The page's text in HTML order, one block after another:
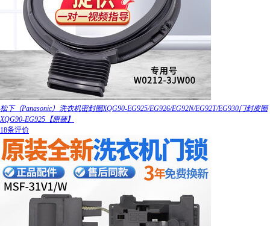
松下（Panasonic）洗衣机密封圈XQG90-EG925/EG926/EG92N/EG92T/EG930门封皮圈
XQG90-EG925【原装】
18条评价